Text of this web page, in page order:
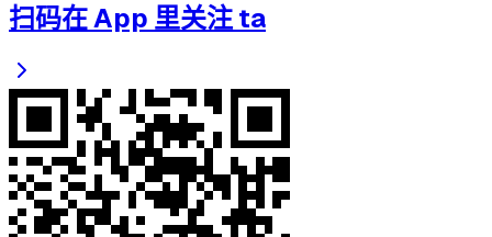
扫码在 App 里关注 ta